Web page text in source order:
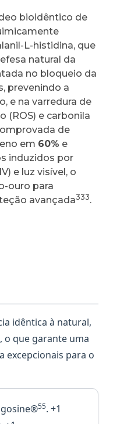
bioidêntico de
L-histidina, que
natural da
no bloqueio da
prevenindo a
e na varredura de
(ROS) e carbonila
de
em 60% e
induzidos por
e luz visível, o
ouro para
avançada333.
idêntica à natural,
o que garante uma
excepcionais para o
55. +1